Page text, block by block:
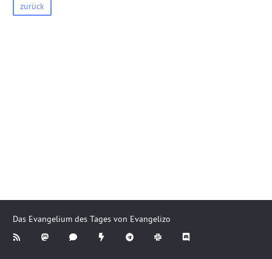
zurück
Das Evangelium des Tages von Evangelizo